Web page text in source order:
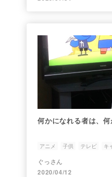
何かになれる者は、何
アニメ 子供 テレビ キ
ぐっさん
2020/04/12